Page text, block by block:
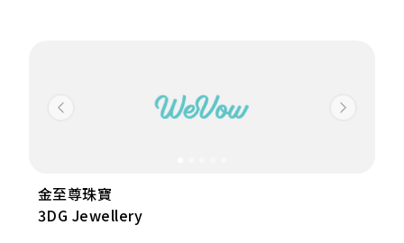
Previous Next
金至尊珠寶
3DG Jewellery